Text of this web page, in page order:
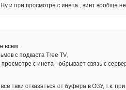
и при просмотре с инета , винт вообще не
всем :
с подкаста Tree TV,
с инета - обрывает связь с
таки отказаться от буфера в ОЗУ, т.к.